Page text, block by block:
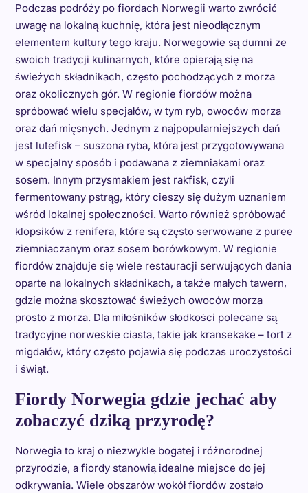
Podczas podróży po fiordach Norwegii warto zwrócić
uwagę na lokalną kuchnię, która jest nieodłącznym
elementem kultury tego kraju. Norwegowie są dumni ze
swoich tradycji kulinarnych, które opierają się na
świeżych składnikach, często pochodzących z morza
oraz okolicznych gór. W regionie fiordów można
spróbować wielu specjałów, w tym ryb, owoców morza
oraz dań mięsnych. Jednym z najpopularniejszych dań
jest lutefisk – suszona ryba, która jest przygotowywana
w specjalny sposób i podawana z ziemniakami oraz
sosem. Innym przysmakiem jest rakfisk, czyli
fermentowany pstrąg, który cieszy się dużym uznaniem
wśród lokalnej społeczności. Warto również spróbować
klopsików z renifera, które są często serwowane z puree
ziemniaczanym oraz sosem borówkowym. W regionie
fiordów znajduje się wiele restauracji serwujących dania
oparte na lokalnych składnikach, a także małych tawern,
gdzie można skosztować świeżych owoców morza
prosto z morza. Dla miłośników słodkości polecane są
tradycyjne norweskie ciasta, takie jak kransekake – tort z
migdałów, który często pojawia się podczas uroczystości
i świąt.
Fiordy Norwegia gdzie jechać aby
zobaczyć dziką przyrodę?
Norwegia to kraj o niezwykle bogatej i różnorodnej
przyrodzie, a fiordy stanowią idealne miejsce do jej
odkrywania. Wiele obszarów wokół fiordów zostało